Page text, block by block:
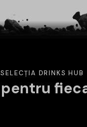
SELECȚIA DRINKS HUB